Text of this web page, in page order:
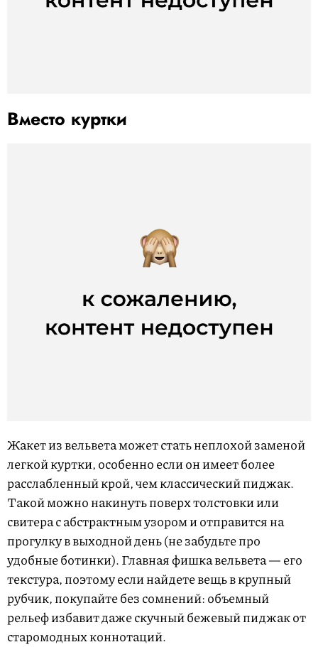
Вместо куртки
Жакет из вельвета может стать неплохой заменой
легкой куртки, особенно если он имеет более
расслабленный крой, чем классический пиджак.
Такой можно накинуть поверх толстовки или
свитера с абстрактным узором и отправится на
прогулку в выходной день (не забудьте про
удобные ботинки). Главная фишка вельвета — его
текстура, поэтому если найдете вещь в крупный
рубчик, покупайте без сомнений: объемный
рельеф избавит даже скучный бежевый пиджак от
старомодных коннотаций.